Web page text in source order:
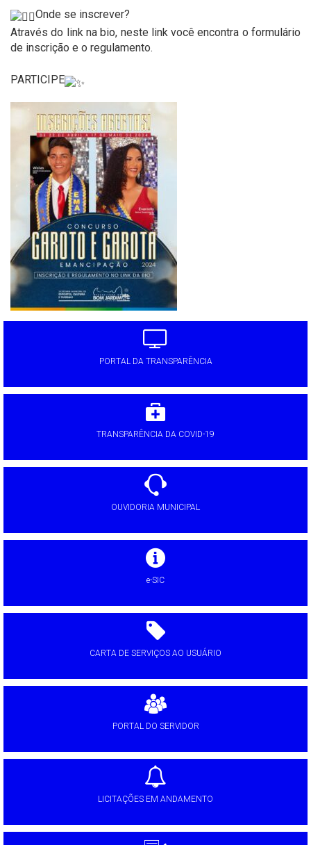
Onde se inscrever?
Através do link na bio, neste link você encontra o formulário
de inscrição e o regulamento.
PARTICIPE
PORTAL DA TRANSPARÊNCIA
TRANSPARÊNCIA DA COVID-19
OUVIDORIA MUNICIPAL
e-SIC
CARTA DE SERVIÇOS AO USUÁRIO
PORTAL DO SERVIDOR
LICITAÇÕES EM ANDAMENTO